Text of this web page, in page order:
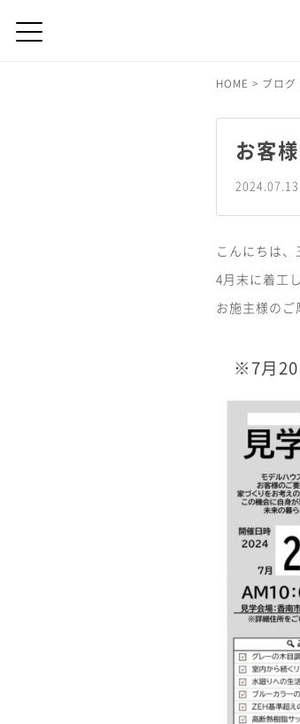
HOME > ブログ
お客
2024.07.13
こんにちは、
4月末に着工
お施主様のご
※7月20